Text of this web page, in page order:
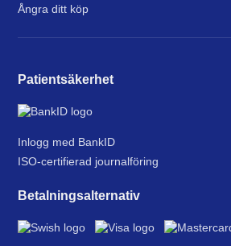
Ångra ditt köp
Patientsäkerhet
Inlogg med BankID
ISO-certifierad journalföring
Betalningsalternativ